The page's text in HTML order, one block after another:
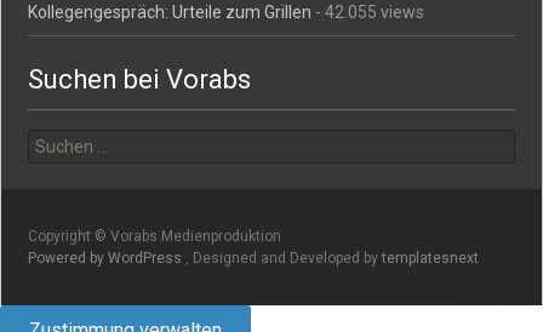
Kollegengespräch: Urteile zum Grillen - 42.055 views
Suchen bei Vorabs
nach:
Copyright © Vorabs Medienproduktion
Powered by WordPress
, Designed and Developed bytemplatesnext